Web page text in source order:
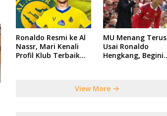
Ronaldo Resmi ke Al
Nassr, Mari Kenali
Profil Klub Terbaik
MU Menang Terus
Usai Ronaldo
Hengkang, Begini
View More